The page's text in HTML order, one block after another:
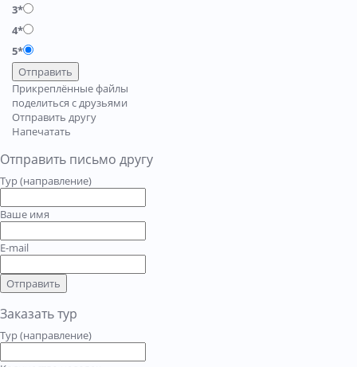
3*
4*
5*
Отправить
Прикреплённые файлы
поделиться с друзьями
Отправить другу
Напечатать
Отправить письмо другу
Тур (направление)
Ваше имя
E-mail
Отправить
Заказать тур
Тур (направление)